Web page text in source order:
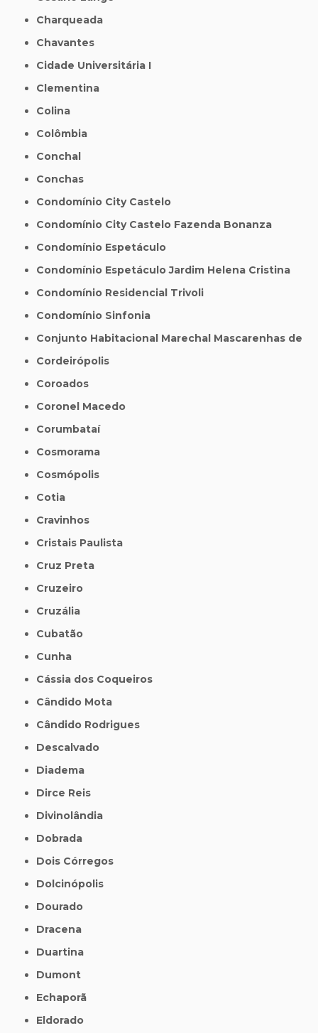
Charqueada
Chavantes
Cidade Universitária I
Clementina
Colina
Colômbia
Conchal
Conchas
Condomínio City Castelo
Condomínio City Castelo Fazenda Bonanza
Condomínio Espetáculo
Condomínio Espetáculo Jardim Helena Cristina
Condomínio Residencial Trivoli
Condomínio Sinfonia
Conjunto Habitacional Marechal Mascarenhas de
Cordeirópolis
Coroados
Coronel Macedo
Corumbataí
Cosmorama
Cosmópolis
Cotia
Cravinhos
Cristais Paulista
Cruz Preta
Cruzeiro
Cruzália
Cubatão
Cunha
Cássia dos Coqueiros
Cândido Mota
Cândido Rodrigues
Descalvado
Diadema
Dirce Reis
Divinolândia
Dobrada
Dois Córregos
Dolcinópolis
Dourado
Dracena
Duartina
Dumont
Echaporã
Eldorado